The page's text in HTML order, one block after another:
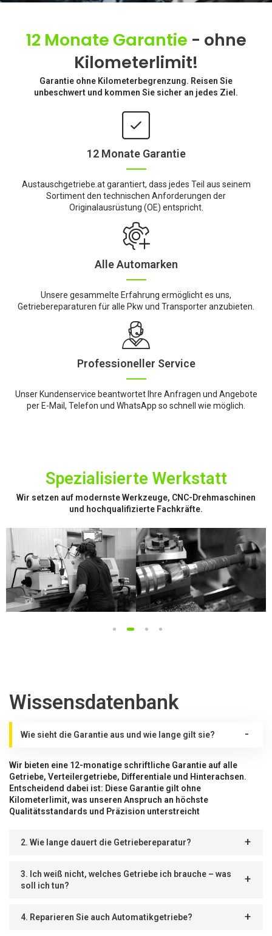
12 Monate Garantie - ohne
Kilometerlimit!
Garantie ohne Kilometerbegrenzung. Reisen Sie
unbeschwert und kommen Sie sicher an jedes Ziel.
12 Monate Garantie
Austauschgetriebe.at garantiert, dass jedes Teil aus seinem
Sortiment den technischen Anforderungen der
Originalausrüstung (OE) entspricht.
Alle Automarken
Unsere gesammelte Erfahrung ermöglicht es uns,
Getriebereparaturen für alle Pkw und Transporter anzubieten.
Professioneller Service
Unser Kundenservice beantwortet Ihre Anfragen und Angebote
per E-Mail, Telefon und WhatsApp so schnell wie möglich.
Spezialisierte Werkstatt
Wir setzen auf modernste Werkzeuge, CNC-Drehmaschinen
und hochqualifizierte Fachkräfte.
1 2 3 4
Wissensdatenbank
Wie sieht die Garantie aus und wie lange gilt sie?
Wir bieten eine 12-monatige schriftliche Garantie auf alle
Getriebe, Verteilergetriebe, Differentiale und Hinterachsen.
Entscheidend dabei ist: Diese Garantie gilt ohne
Kilometerlimit, was unseren Anspruch an höchste
Qualitätsstandards und Präzision unterstreicht
2. Wie lange dauert die Getriebereparatur?
3. Ich weiß nicht, welches Getriebe ich brauche – was
soll ich tun?
4. Reparieren Sie auch Automatikgetriebe?